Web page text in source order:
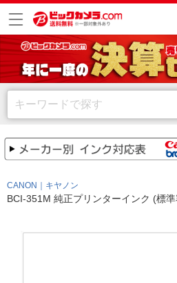
CANON｜キヤノン
BCI-351M 純正プリンターインク (標